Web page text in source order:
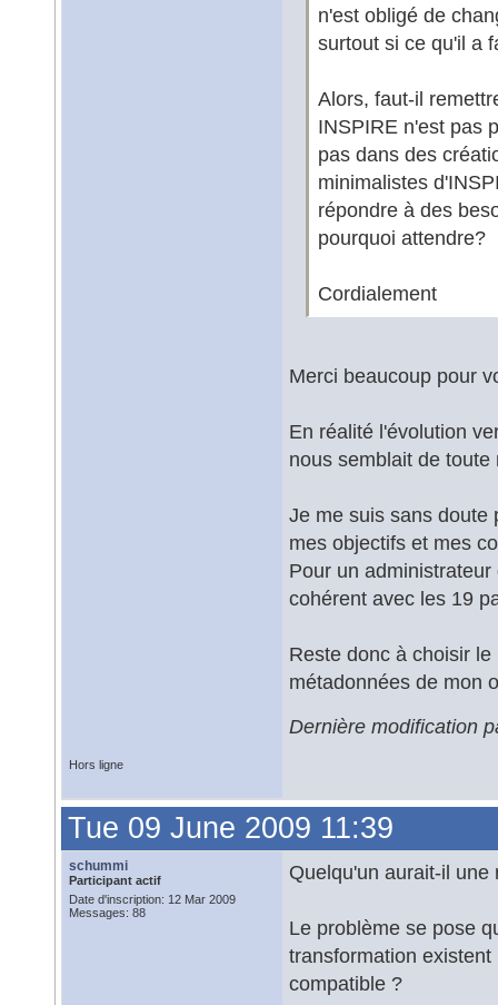
n'est obligé de
surtout si ce qu'il a
Alors, faut-il
INSPIRE n'est pas
pas dans des
minimalistes
répondre à des
pourquoi attendre?
Cordialement
Merci beaucoup pour
En réalité l'évolution
nous semblait de
Je me suis sans doute
mes objectifs et mes
Pour un
cohérent avec les 19
Reste donc à choisir
métadonnées de mon
Dernière modification
Hors ligne
Tue 09 June 2009 11:39
schummi
Participant actif
Date d'inscription: 12 Mar 2009
Messages: 88
Quelqu'un aurait-il une
Le problème se pose
transformation
compatible ?